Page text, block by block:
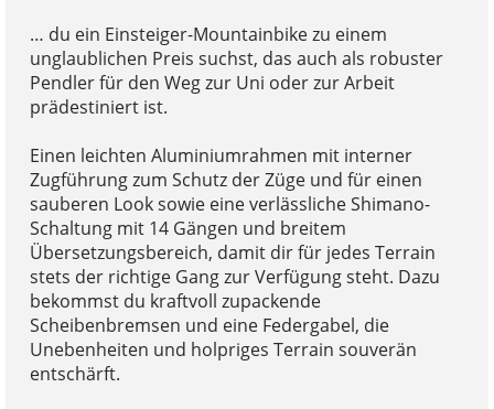
… du ein Einsteiger-Mountainbike zu einem
unglaublichen Preis suchst, das auch als robuster
Pendler für den Weg zur Uni oder zur Arbeit
prädestiniert ist.
Einen leichten Aluminiumrahmen mit interner
Zugführung zum Schutz der Züge und für einen
sauberen Look sowie eine verlässliche Shimano-
Schaltung mit 14 Gängen und breitem
Übersetzungsbereich, damit dir für jedes Terrain
stets der richtige Gang zur Verfügung steht. Dazu
bekommst du kraftvoll zupackende
Scheibenbremsen und eine Federgabel, die
Unebenheiten und holpriges Terrain souverän
entschärft.